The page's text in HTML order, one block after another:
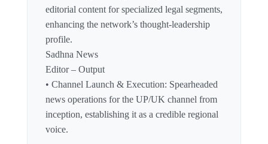
editorial content for specialized legal segments,
enhancing the network’s thought-leadership
profile.
Sadhna News
Editor – Output
• Channel Launch & Execution: Spearheaded
news operations for the UP/UK channel from
inception, establishing it as a credible regional
voice.